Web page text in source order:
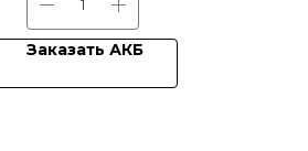
Заказать АКБ